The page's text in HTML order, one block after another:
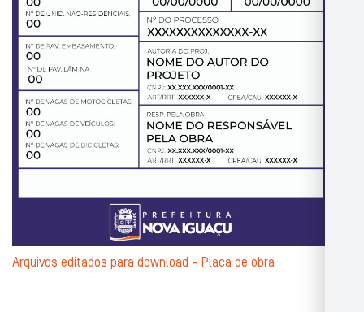
Arquivos editados para download – Placa de obra